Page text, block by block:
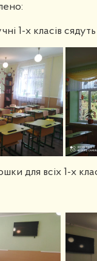
1-х класів
для всіх 1-х